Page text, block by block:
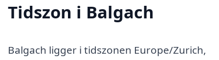
Tidszon i Balgach
Balgach ligger i tidszonen Europe/Zurich,